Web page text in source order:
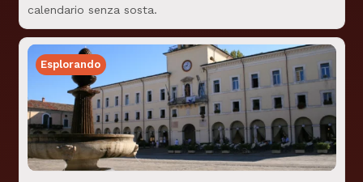
calendario senza sosta.
Esplorando